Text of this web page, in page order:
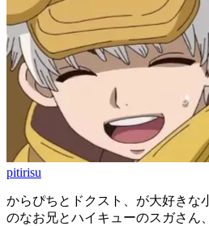
pitirisu
からぴちとドクスト、が大好きな
のなお兄とハイキューのスガさん